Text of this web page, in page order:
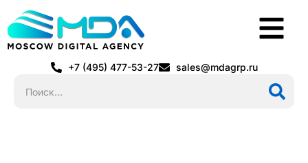
+7 (495) 477-53-27 sales@mdagrp.ru